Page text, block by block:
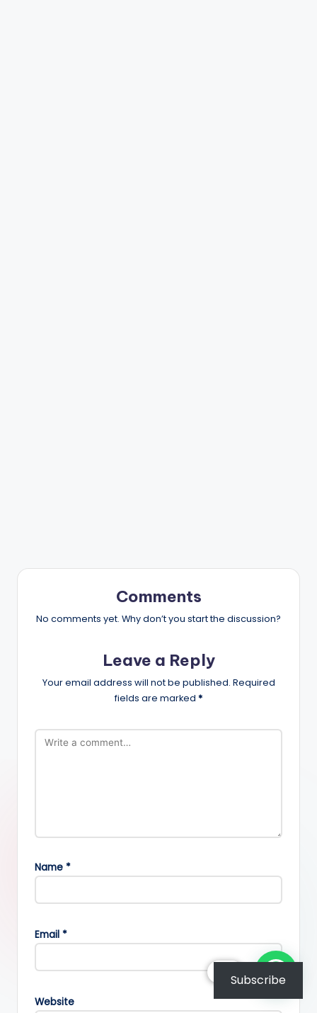
Comments
No comments yet. Why don’t you start the discussion?
Leave a Reply
Your email address will not be published. Required
fields are marked *
Name *
Email *
Website
Subscribe